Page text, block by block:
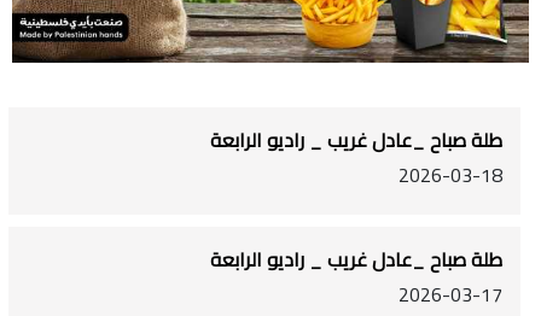
طلة صباح _عادل غريب _ راديو الرابعة
2026-03-18
طلة صباح _عادل غريب _ راديو الرابعة
2026-03-17